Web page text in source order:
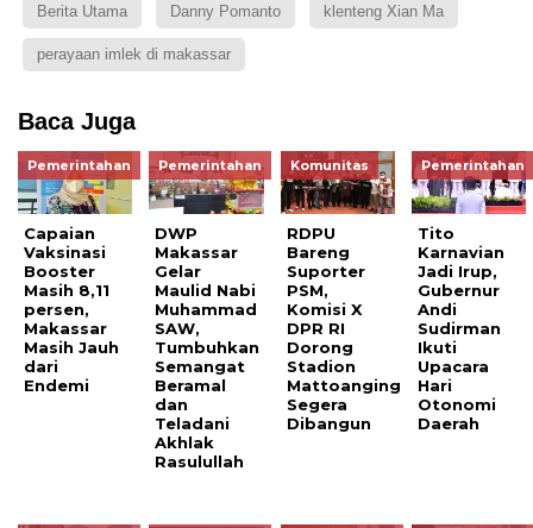
Berita Utama Danny Pomanto klenteng Xian Ma
perayaan imlek di makassar
Baca Juga
Pemerintahan
Capaian
Vaksinasi
Booster
Masih 8,11
persen,
Makassar
Masih Jauh
dari
Endemi
Pemerintahan
DWP
Makassar
Gelar
Maulid Nabi
Muhammad
SAW,
Tumbuhkan
Semangat
Beramal
dan
Teladani
Akhlak
Rasulullah
Komunitas
RDPU
Bareng
Suporter
PSM,
Komisi X
DPR RI
Dorong
Stadion
Mattoanging
Segera
Dibangun
Pemerintahan
Tito
Karnavian
Jadi Irup,
Gubernur
Andi
Sudirman
Ikuti
Upacara
Hari
Otonomi
Daerah